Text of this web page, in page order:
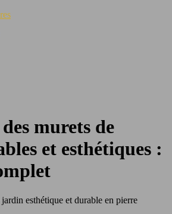
murets de
et esthétiques :